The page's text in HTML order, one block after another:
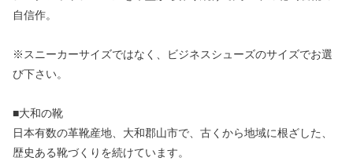
自信作。
※スニーカーサイズではなく、ビジネスシューズのサイズでお選
び下さい。
■大和の靴
日本有数の革靴産地、大和郡山市で、古くから地域に根ざした、
歴史ある靴づくりを続けています。